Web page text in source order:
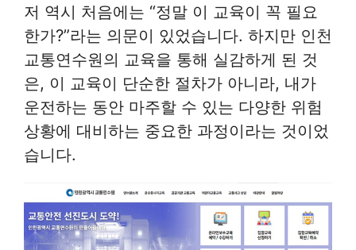
저 역시 처음에는 “정말 이 교육이 꼭 필요
한가?”라는 의문이 있었습니다. 하지만 인천
교통연수원의 교육을 통해 실감하게 된 것
은, 이 교육이 단순한 절차가 아니라, 내가
운전하는 동안 마주할 수 있는 다양한 위험
상황에 대비하는 중요한 과정이라는 것이었
습니다.